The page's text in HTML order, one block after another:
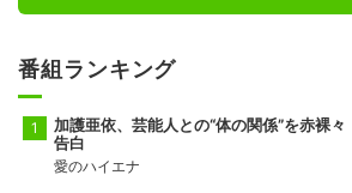
番組ランキング
加護亜依、芸能人との“体の関係”を赤裸々
告白
愛のハイエナ